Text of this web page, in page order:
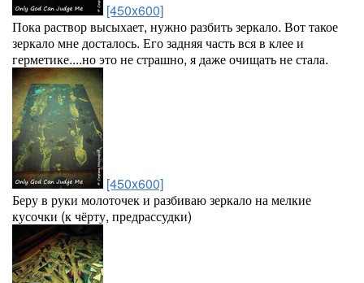
[450x600]
Пока раствор высыхает, нужно разбить зеркало. Вот такое
зеркало мне досталось. Его задняя часть вся в клее и
герметике....но это не страшно, я даже очищать не стала.
[450x600]
Беру в руки молоточек и разбиваю зеркало на мелкие
кусочки (к чёрту, предрассудки)